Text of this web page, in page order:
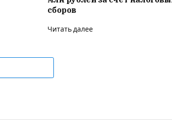
сборов
Читать далее